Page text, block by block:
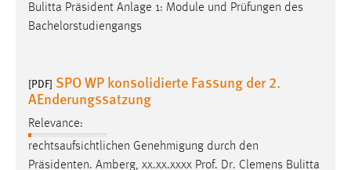
Bulitta Präsident Anlage 1: Module und Prüfungen des
Bachelorstudiengangs
[PDF] SPO WP konsolidierte Fassung der 2.
AEnderungssatzung
Relevance:
rechtsaufsichtlichen Genehmigung durch den
Präsidenten. Amberg, xx.xx.xxxx Prof. Dr. Clemens Bulitta